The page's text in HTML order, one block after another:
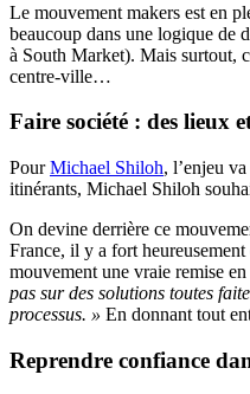
Le mouvement makers est en
beaucoup dans une logique de
à South Market). Mais surtout,
centre-ville…
Faire société : des lieux
PourMichael Shiloh, l’enjeu
itinérants, Michael Shiloh
On devine derrière ce
France, il y a fort
mouvement une vraie remise
pas sur des solutions toutes
processus. » En donnant tout
Reprendre confiance